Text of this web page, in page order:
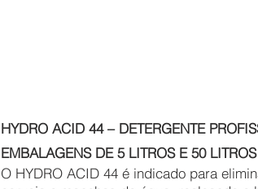
HYDRO ACID 44 – DETERGENTE
EMBALAGENS DE 5 LITROS E 50 LITROS
O HYDRO ACID 44 é indicado para